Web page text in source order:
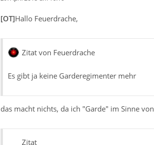
[OT]Hallo Feuerdrache,
Zitat von Feuerdrache
Es gibt ja keine Garderegimenter mehr
das macht nichts, da ich "Garde" im Sinne von
Zitat